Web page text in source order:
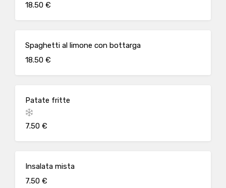
18.50 €
Spaghetti al limone con bottarga
18.50 €
Patate fritte
7.50 €
Insalata mista
7.50 €